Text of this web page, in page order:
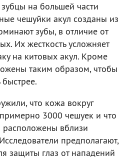
на большей части
чешуйки акул созданы из
зубы, в отличие от
Их жесткость усложняет
на китовых акул. Кроме
таким образом, чтобы
быстрее.
что кожа вокруг
3000 чешуек и что
вблизи
предполагают,
защиты глаз от нападений